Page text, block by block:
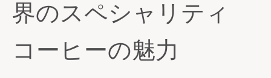
各国の豆の魅力を最大限に引き出す淹
忙しい日々に贅沢を通販で始めるコーヒー
界のスペシャリティ
コーヒーの魅力